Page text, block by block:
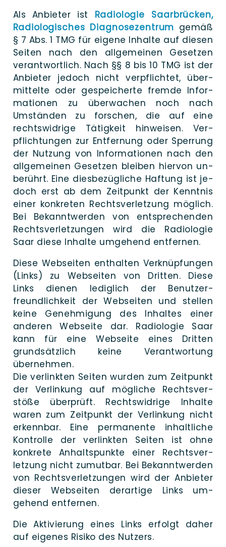
Als An­bieter ist Radio­lo­gie Saar­brü­cken,
Radio­lo­gi­sches Dia­gno­se­zen­trum gemäß
§ 7 Abs. 1 TMG für eige­ne In­halte auf die­sen
Sei­ten nach den all­gemeinen Geset­zen
ver­ant­wort­lich. Nach §§ 8 bis 10 TMG ist der
An­bieter je­doch nicht ver­pflich­tet, über­
mit­tel­te oder gespei­cher­te frem­de Infor­
ma­tio­nen zu über­wa­chen noch nach
Umstän­den zu for­schen, die auf eine
rechts­widrige Tätig­keit hin­weisen. Ver­
pflichtungen zur Ent­fer­nung oder Sper­rung
der Nut­zung von Infor­ma­tio­nen nach den
all­gemeinen Ge­setzen blei­ben hier­von un­
berührt. Eine dies­be­zügliche Haf­tung ist je­
doch erst ab dem Zeit­punkt der Kennt­nis
einer kon­kre­ten Rechts­verletzung mög­lich.
Bei Bekannt­werden von ent­sprechen­den
Rechts­ver­letzungen wird die Radio­lo­gie
Saar die­se In­halte umg­ehend entfernen.
Die­se Web­seiten ent­halten Ver­knüpfungen
(Links) zu Web­seiten von Drit­ten. Die­se
Links die­nen ledig­lich der Benutzer­
freundlich­keit der Web­seiten und stel­len
kei­ne Ge­nehmigung des In­haltes einer
ande­ren Web­seite dar. Radio­lo­gie Saar
kann für eine Web­seite eines Drit­ten
grund­sätz­lich kei­ne Ver­antwortung
übernehmen.
Die ver­link­ten Sei­ten wur­den zum Zeit­punkt
der Ver­linkung auf mög­li­che Rechts­ver­
stöße über­prüft. Rechts­widrige In­halte
waren zum Zeit­punkt der Ver­linkung nicht
er­kennbar. Eine per­ma­nente in­haltliche
Kon­trolle der ver­linkten Sei­ten ist ohne
kon­kre­te An­halts­punkte einer Rechts­ver­
letzung nicht zu­mutbar. Bei Bekannt­werden
von Rechts­ver­letzungen wird der Anbie­ter
die­ser Web­sei­ten der­artige Links um­
gehend entfernen.
Die Akti­vie­rung eines Links er­folgt daher
auf eige­nes Risi­ko des Nutzers.